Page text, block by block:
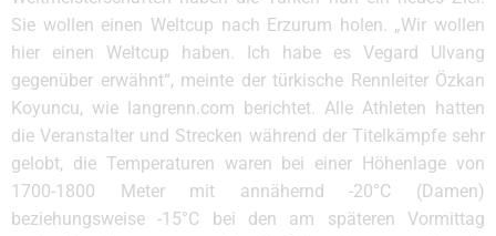
Sie wollen einen Weltcup nach Erzurum holen. „Wir wollen
hier einen Weltcup haben. Ich habe es Vegard Ulvang
gegenüber erwähnt“, meinte der türkische Rennleiter Özkan
Koyuncu, wie langrenn.com berichtet. Alle Athleten hatten
die Veranstalter und Strecken während der Titelkämpfe sehr
gelobt, die Temperaturen waren bei einer Höhenlage von
1700-1800 Meter mit annähernd -20°C (Damen)
beziehungsweise -15°C bei den am späteren Vormittag